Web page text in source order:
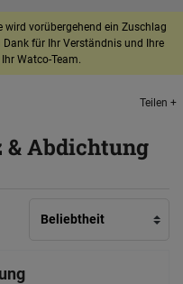
wird vorübergehend ein Zuschlag
für Ihr Verständnis und Ihre
Watco-Team.
Teilen +
Abdichtung